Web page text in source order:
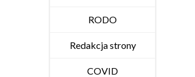
RODO
Redakcja strony
COVID